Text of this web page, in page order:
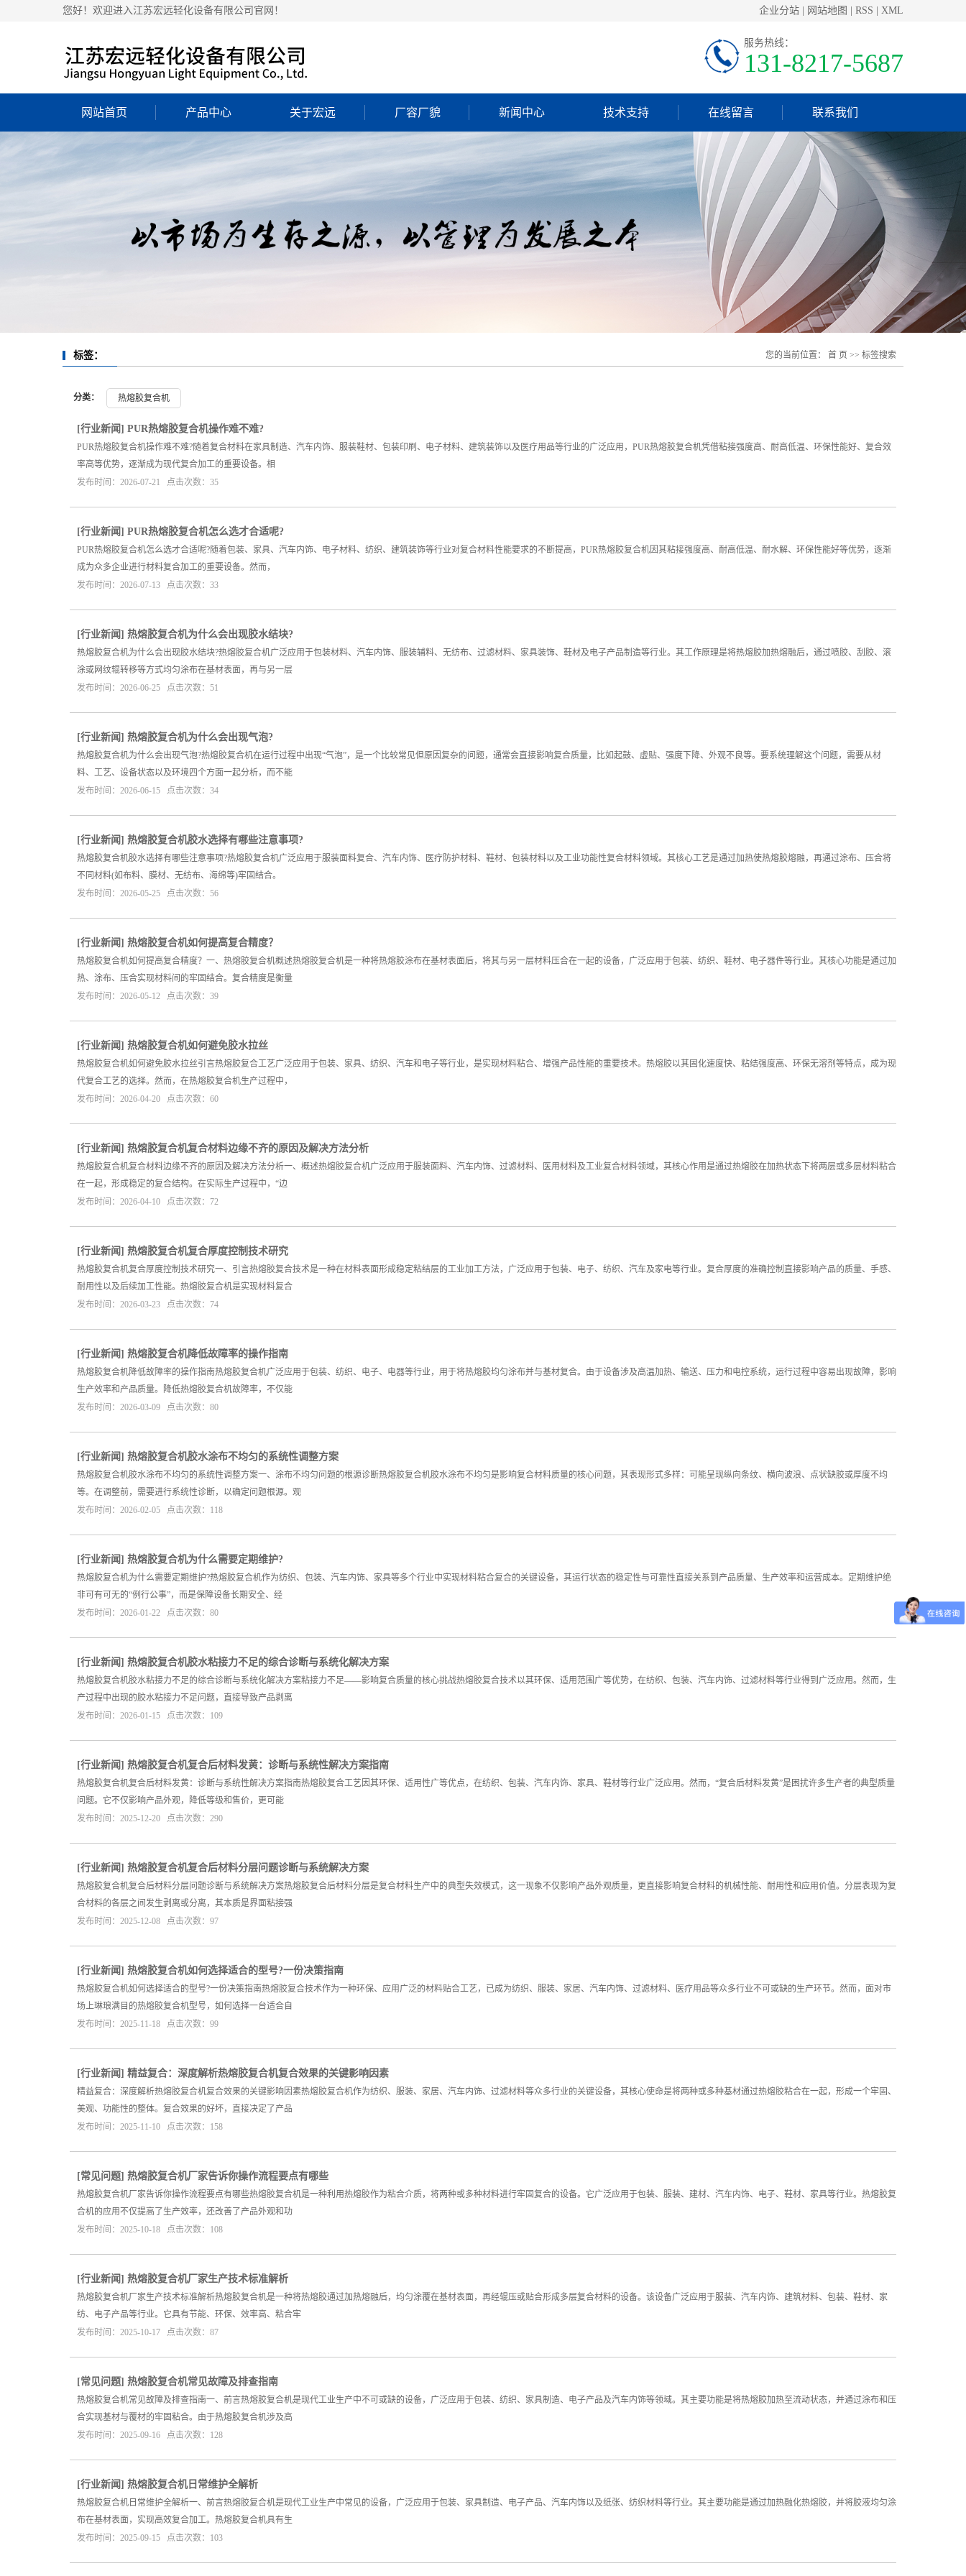
您好！欢迎进入江苏宏远轻化设备有限公司官网！ 企业分站 网站地图 RSS XML
服务热线：
131-8217-5687
网站首页 产品中心 关于宏远
营业执照
厂容厂貌 新闻中心 技术支持 在线留言 联系我们
您的当前位置： 首 页 >> 标签搜索
标签：
分类： 热熔胶复合机
[行业新闻] PUR热熔胶复合机操作难不难?
PUR热熔胶复合机操作难不难?随着复合材料在家具制造、汽车内饰、服装鞋材、包装印刷、电子材料、建筑装饰以及医疗用品等行业的广泛应用，PUR热熔胶复合机凭借粘接强度高、耐高低温、环保性能好、复合效
率高等优势，逐渐成为现代复合加工的重要设备。相
发布时间：2026-07-21 点击次数：35
[行业新闻] PUR热熔胶复合机怎么选才合适呢?
PUR热熔胶复合机怎么选才合适呢?随着包装、家具、汽车内饰、电子材料、纺织、建筑装饰等行业对复合材料性能要求的不断提高，PUR热熔胶复合机因其粘接强度高、耐高低温、耐水解、环保性能好等优势，逐渐
成为众多企业进行材料复合加工的重要设备。然而，
发布时间：2026-07-13 点击次数：33
[行业新闻] 热熔胶复合机为什么会出现胶水结块?
热熔胶复合机为什么会出现胶水结块?热熔胶复合机广泛应用于包装材料、汽车内饰、服装辅料、无纺布、过滤材料、家具装饰、鞋材及电子产品制造等行业。其工作原理是将热熔胶加热熔融后，通过喷胶、刮胶、滚
涂或网纹辊转移等方式均匀涂布在基材表面，再与另一层
发布时间：2026-06-25 点击次数：51
[行业新闻] 热熔胶复合机为什么会出现气泡?
热熔胶复合机为什么会出现气泡?热熔胶复合机在运行过程中出现“气泡”，是一个比较常见但原因复杂的问题，通常会直接影响复合质量，比如起鼓、虚贴、强度下降、外观不良等。要系统理解这个问题，需要从材
料、工艺、设备状态以及环境四个方面一起分析，而不能
发布时间：2026-06-15 点击次数：34
[行业新闻] 热熔胶复合机胶水选择有哪些注意事项?
热熔胶复合机胶水选择有哪些注意事项?热熔胶复合机广泛应用于服装面料复合、汽车内饰、医疗防护材料、鞋材、包装材料以及工业功能性复合材料领域。其核心工艺是通过加热使热熔胶熔融，再通过涂布、压合将
不同材料(如布料、膜材、无纺布、海绵等)牢固结合。
发布时间：2026-05-25 点击次数：56
[行业新闻] 热熔胶复合机如何提高复合精度？
热熔胶复合机如何提高复合精度？一、热熔胶复合机概述热熔胶复合机是一种将热熔胶涂布在基材表面后，将其与另一层材料压合在一起的设备，广泛应用于包装、纺织、鞋材、电子器件等行业。其核心功能是通过加
热、涂布、压合实现材料间的牢固结合。复合精度是衡量
发布时间：2026-05-12 点击次数：39
[行业新闻] 热熔胶复合机如何避免胶水拉丝
热熔胶复合机如何避免胶水拉丝引言热熔胶复合工艺广泛应用于包装、家具、纺织、汽车和电子等行业，是实现材料粘合、增强产品性能的重要技术。热熔胶以其固化速度快、粘结强度高、环保无溶剂等特点，成为现
代复合工艺的选择。然而，在热熔胶复合机生产过程中，
发布时间：2026-04-20 点击次数：60
[行业新闻] 热熔胶复合机复合材料边缘不齐的原因及解决方法分析
热熔胶复合机复合材料边缘不齐的原因及解决方法分析一、概述热熔胶复合机广泛应用于服装面料、汽车内饰、过滤材料、医用材料及工业复合材料领域，其核心作用是通过热熔胶在加热状态下将两层或多层材料粘合
在一起，形成稳定的复合结构。在实际生产过程中，“边
发布时间：2026-04-10 点击次数：72
[行业新闻] 热熔胶复合机复合厚度控制技术研究
热熔胶复合机复合厚度控制技术研究一、引言热熔胶复合技术是一种在材料表面形成稳定粘结层的工业加工方法，广泛应用于包装、电子、纺织、汽车及家电等行业。复合厚度的准确控制直接影响产品的质量、手感、
耐用性以及后续加工性能。热熔胶复合机是实现材料复合
发布时间：2026-03-23 点击次数：74
[行业新闻] 热熔胶复合机降低故障率的操作指南
热熔胶复合机降低故障率的操作指南热熔胶复合机广泛应用于包装、纺织、电子、电器等行业，用于将热熔胶均匀涂布并与基材复合。由于设备涉及高温加热、输送、压力和电控系统，运行过程中容易出现故障，影响
生产效率和产品质量。降低热熔胶复合机故障率，不仅能
发布时间：2026-03-09 点击次数：80
[行业新闻] 热熔胶复合机胶水涂布不均匀的系统性调整方案
热熔胶复合机胶水涂布不均匀的系统性调整方案一、涂布不均匀问题的根源诊断热熔胶复合机胶水涂布不均匀是影响复合材料质量的核心问题，其表现形式多样：可能呈现纵向条纹、横向波浪、点状缺胶或厚度不均
等。在调整前，需要进行系统性诊断，以确定问题根源。观
发布时间：2026-02-05 点击次数：118
[行业新闻] 热熔胶复合机为什么需要定期维护?
热熔胶复合机为什么需要定期维护?热熔胶复合机作为纺织、包装、汽车内饰、家具等多个行业中实现材料粘合复合的关键设备，其运行状态的稳定性与可靠性直接关系到产品质量、生产效率和运营成本。定期维护绝
非可有可无的“例行公事”，而是保障设备长期安全、经
发布时间：2026-01-22 点击次数：80
[行业新闻] 热熔胶复合机胶水粘接力不足的综合诊断与系统化解决方案
热熔胶复合机胶水粘接力不足的综合诊断与系统化解决方案粘接力不足——影响复合质量的核心挑战热熔胶复合技术以其环保、适用范围广等优势，在纺织、包装、汽车内饰、过滤材料等行业得到广泛应用。然而，生
产过程中出现的胶水粘接力不足问题，直接导致产品剥离
发布时间：2026-01-15 点击次数：109
[行业新闻] 热熔胶复合机复合后材料发黄：诊断与系统性解决方案指南
热熔胶复合机复合后材料发黄：诊断与系统性解决方案指南热熔胶复合工艺因其环保、适用性广等优点，在纺织、包装、汽车内饰、家具、鞋材等行业广泛应用。然而，“复合后材料发黄”是困扰许多生产者的典型质量
问题。它不仅影响产品外观，降低等级和售价，更可能
发布时间：2025-12-20 点击次数：290
[行业新闻] 热熔胶复合机复合后材料分层问题诊断与系统解决方案
热熔胶复合机复合后材料分层问题诊断与系统解决方案热熔胶复合后材料分层是复合材料生产中的典型失效模式，这一现象不仅影响产品外观质量，更直接影响复合材料的机械性能、耐用性和应用价值。分层表现为复
合材料的各层之间发生剥离或分离，其本质是界面粘接强
发布时间：2025-12-08 点击次数：97
[行业新闻] 热熔胶复合机如何选择适合的型号?一份决策指南
热熔胶复合机如何选择适合的型号?一份决策指南热熔胶复合技术作为一种环保、应用广泛的材料贴合工艺，已成为纺织、服装、家居、汽车内饰、过滤材料、医疗用品等众多行业不可或缺的生产环节。然而，面对市
场上琳琅满目的热熔胶复合机型号，如何选择一台适合自
发布时间：2025-11-18 点击次数：99
[行业新闻] 精益复合：深度解析热熔胶复合机复合效果的关键影响因素
精益复合：深度解析热熔胶复合机复合效果的关键影响因素热熔胶复合机作为纺织、服装、家居、汽车内饰、过滤材料等众多行业的关键设备，其核心使命是将两种或多种基材通过热熔胶粘合在一起，形成一个牢固、
美观、功能性的整体。复合效果的好坏，直接决定了产品
发布时间：2025-11-10 点击次数：158
[常见问题] 热熔胶复合机厂家告诉你操作流程要点有哪些
热熔胶复合机厂家告诉你操作流程要点有哪些热熔胶复合机是一种利用热熔胶作为粘合介质，将两种或多种材料进行牢固复合的设备。它广泛应用于包装、服装、建材、汽车内饰、电子、鞋材、家具等行业。热熔胶复
合机的应用不仅提高了生产效率，还改善了产品外观和功
发布时间：2025-10-18 点击次数：108
[行业新闻] 热熔胶复合机厂家生产技术标准解析
热熔胶复合机厂家生产技术标准解析热熔胶复合机是一种将热熔胶通过加热熔融后，均匀涂覆在基材表面，再经辊压或贴合形成多层复合材料的设备。该设备广泛应用于服装、汽车内饰、建筑材料、包装、鞋材、家
纺、电子产品等行业。它具有节能、环保、效率高、粘合牢
发布时间：2025-10-17 点击次数：87
[常见问题] 热熔胶复合机常见故障及排查指南
热熔胶复合机常见故障及排查指南一、前言热熔胶复合机是现代工业生产中不可或缺的设备，广泛应用于包装、纺织、家具制造、电子产品及汽车内饰等领域。其主要功能是将热熔胶加热至流动状态，并通过涂布和压
合实现基材与覆材的牢固粘合。由于热熔胶复合机涉及高
发布时间：2025-09-16 点击次数：128
[行业新闻] 热熔胶复合机日常维护全解析
热熔胶复合机日常维护全解析一、前言热熔胶复合机是现代工业生产中常见的设备，广泛应用于包装、家具制造、电子产品、汽车内饰以及纸张、纺织材料等行业。其主要功能是通过加热融化热熔胶，并将胶液均匀涂
布在基材表面，实现高效复合加工。热熔胶复合机具有生
发布时间：2025-09-15 点击次数：103